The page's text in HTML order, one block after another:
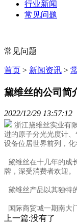
行业新闻
常见问题
常见问题
首页 > 新闻资讯 >
黛维丝的公司简
2022/12/29
浙江黛维丝实业有
进的原子分光光度计
设备位居世界前列，
黛维丝在十几年的成
牌，深受消费者欢迎。
黛维丝产品以其独特
国际商贸城一期南大
上一篇:没有了